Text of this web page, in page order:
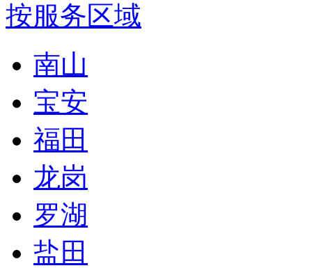
按服务区域
南山
宝安
福田
龙岗
罗湖
盐田